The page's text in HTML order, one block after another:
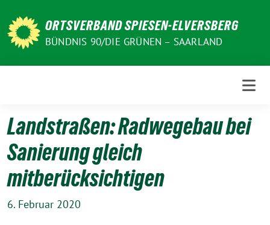
zum
Inhalt
ORTSVERBAND SPIESEN-ELVERSBERG
BÜNDNIS 90/DIE GRÜNEN – SAARLAND
Landstraßen: Radwegebau bei
Sanierung gleich
mitberücksichtigen
6. Februar 2020